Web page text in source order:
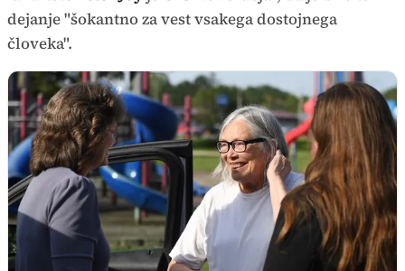
dejanje "šokantno za vest vsakega dostojnega
človeka".